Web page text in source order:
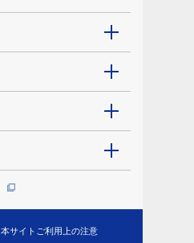
本サイトご利用上の注意